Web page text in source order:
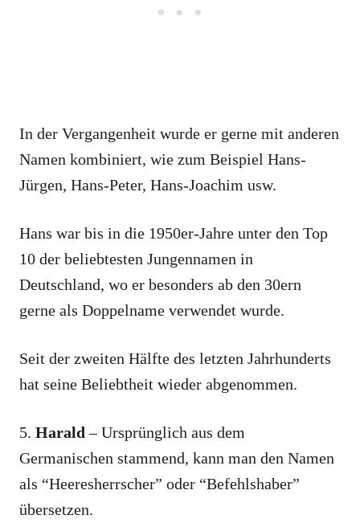
In der Vergangenheit wurde er gerne mit anderen
Namen kombiniert, wie zum Beispiel Hans-
Jürgen, Hans-Peter, Hans-Joachim usw.
Hans war bis in die 1950er-Jahre unter den Top
10 der beliebtesten Jungennamen in
Deutschland, wo er besonders ab den 30ern
gerne als Doppelname verwendet wurde.
Seit der zweiten Hälfte des letzten Jahrhunderts
hat seine Beliebtheit wieder abgenommen.
5. Harald – Ursprünglich aus dem
Germanischen stammend, kann man den Namen
als “Heeresherrscher” oder “Befehlshaber”
übersetzen.